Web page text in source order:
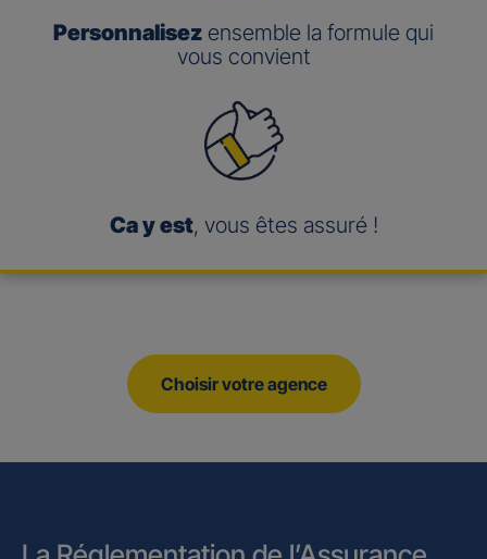
Personnalisez ensemble la formule qui
vous convient
Ca y est, vous êtes assuré !
Choisir votre agence